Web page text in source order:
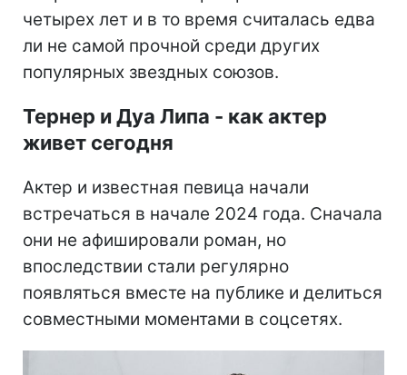
четырех лет и в то время считалась едва
ли не самой прочной среди других
популярных звездных союзов.
Тернер и Дуа Липа - как актер
живет сегодня
Актер и известная певица начали
встречаться в начале 2024 года. Сначала
они не афишировали роман, но
впоследствии стали регулярно
появляться вместе на публике и делиться
совместными моментами в соцсетях.